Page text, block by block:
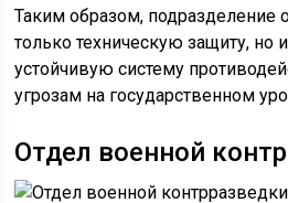
Таким образом, подразделение
только техническую защиту, но
устойчивую систему
угрозам на государственном
Отдел военной